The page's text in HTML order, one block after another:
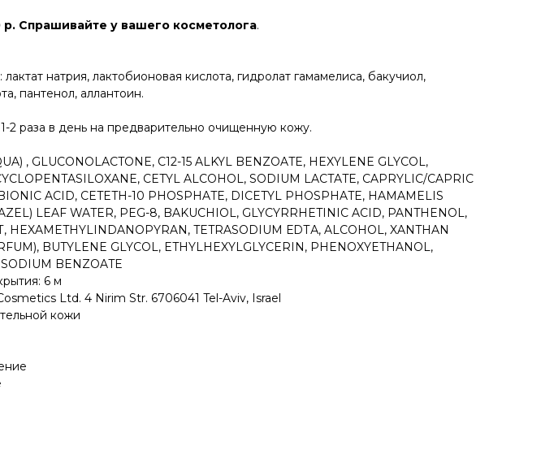
р. Спрашивайте у вашего косметолога.
натрия, лактобионовая кислота, гидролат гамамелиса, бакучиол,
пантенол, аллантоин.
2 раза в день на предварительно очищенную кожу.
, GLUCONOLACTONE, С12-15 ALKYL BENZOATE, HEXYLENE GLYCOL,
CETYL ALCOHOL, SODIUM LACTATE, CAPRYLIC/CAPRIC
ACID, CETETH-10 PHOSPHATE, DICETYL PHOSPHATE, HAMAMELIS
LEAF WATER, PEG-8, BAKUCHIOL, GLYCYRRHETINIC ACID, PANTHENOL,
HEXAMETHYLINDANOPYRAN, TETRASODIUM ЕDТА, ALCOHOL, XANTHAN
BUTYLENE GLYCOL, ETHYLHEXYLGLYCERIN, PHENOXYETHANOL,
BENZOATE
6 м
Ltd. 4 Nirim Str. 6706041 Tel-Aviv, Israel
кожи